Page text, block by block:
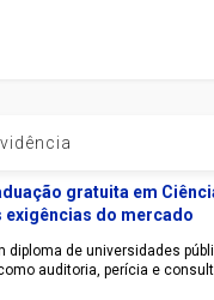
gratuita em
exigências do mercado
diploma de universidades
auditoria, perícia e